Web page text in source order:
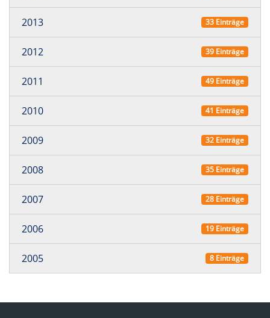
2013 33 Einträge
2012 39 Einträge
2011 49 Einträge
2010 41 Einträge
2009 32 Einträge
2008 35 Einträge
2007 28 Einträge
2006 19 Einträge
2005 8 Einträge